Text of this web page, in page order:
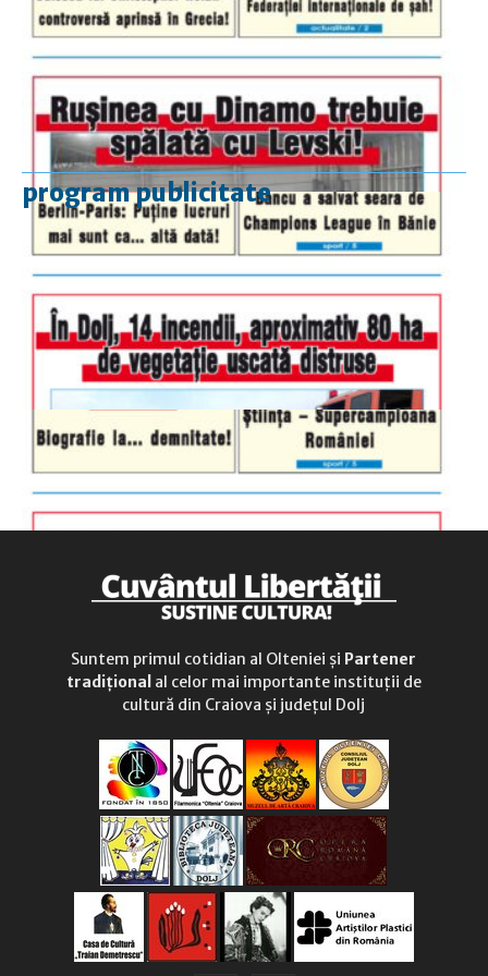
program publicitate
luni-vineri
9.00 - 17.00
duminică
9.00 - 12.00
Suntem primul cotidian al Olteniei și Partener
tradițional al celor mai importante instituții de
cultură din Craiova și județul Dolj